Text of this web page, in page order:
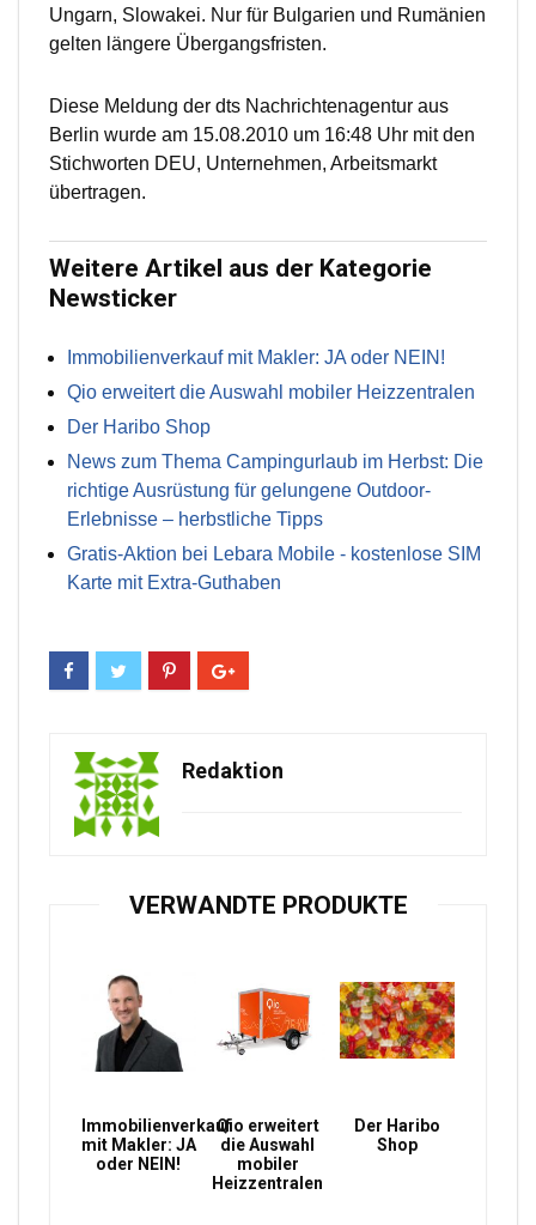
Ungarn, Slowakei. Nur für Bulgarien und Rumänien
gelten längere Übergangsfristen.
Diese Meldung der dts Nachrichtenagentur aus
Berlin wurde am 15.08.2010 um 16:48 Uhr mit den
Stichworten DEU, Unternehmen, Arbeitsmarkt
übertragen.
Weitere Artikel aus der Kategorie
Newsticker
Immobilienverkauf mit Makler: JA oder NEIN!
Qio erweitert die Auswahl mobiler Heizzentralen
Der Haribo Shop
News zum Thema Campingurlaub im Herbst: Die
richtige Ausrüstung für gelungene Outdoor-
Erlebnisse – herbstliche Tipps
Gratis-Aktion bei Lebara Mobile - kostenlose SIM
Karte mit Extra-Guthaben
Redaktion
VERWANDTE PRODUKTE
Immobilienverkauf
mit Makler: JA
oder NEIN!
Qio erweitert
die Auswahl
mobiler
Heizzentralen
Der Haribo
Shop